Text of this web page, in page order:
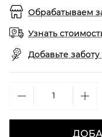
Обрабатываем
Узнать
Добавьте заботу